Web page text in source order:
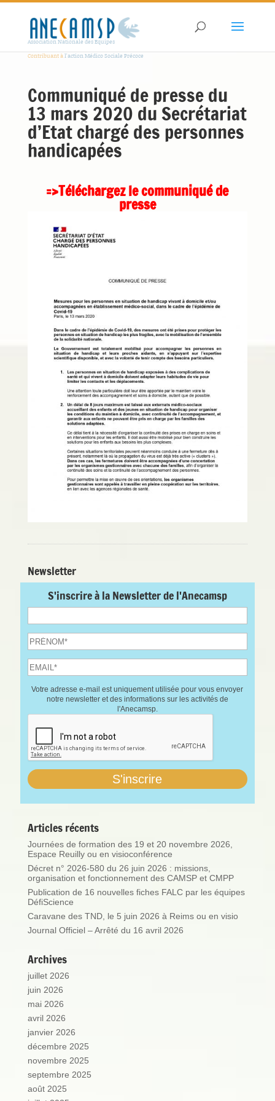
Association Nationale des Equipes
Contribuant àl'action Médico Sociale Précoce
Communiqué de presse du
13 mars 2020 du Secrétariat
d’Etat chargé des personnes
handicapées
=>Téléchargez le communiqué de
presse
Newsletter
S'inscrire à la Newsletter de l'Anecamsp
Votre adresse e-mail est uniquement utilisée pour vous envoyer
notre newsletter et des informations sur les activités de
l'Anecamsp.
Articles récents
Journées de formation des 19 et 20 novembre 2026,
Espace Reuilly ou en visioconférence
Décret n° 2026-580 du 26 juin 2026 : missions,
organisation et fonctionnement des CAMSP et CMPP
Publication de 16 nouvelles fiches FALC par les équipes
DéfiScience
Caravane des TND, le 5 juin 2026 à Reims ou en visio
Journal Officiel – Arrêté du 16 avril 2026
Archives
juillet 2026
juin 2026
mai 2026
avril 2026
janvier 2026
décembre 2025
novembre 2025
septembre 2025
août 2025